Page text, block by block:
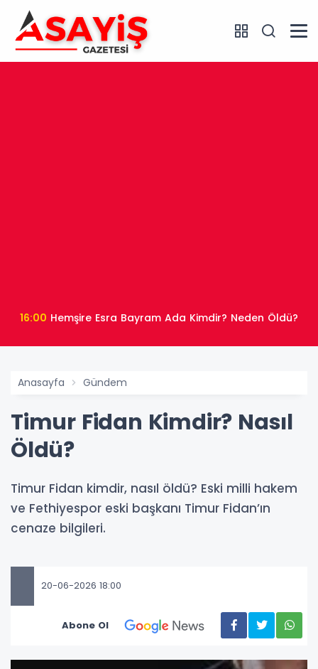
16:00 Hemşire Esra Bayram Ada Kimdir? Neden Öldü?
Anasayfa Gündem
Timur Fidan Kimdir? Nasıl
Öldü?
Timur Fidan kimdir, nasıl öldü? Eski milli hakem
ve Fethiyespor eski başkanı Timur Fidan’ın
cenaze bilgileri.
20-06-2026 18:00
Abone Ol